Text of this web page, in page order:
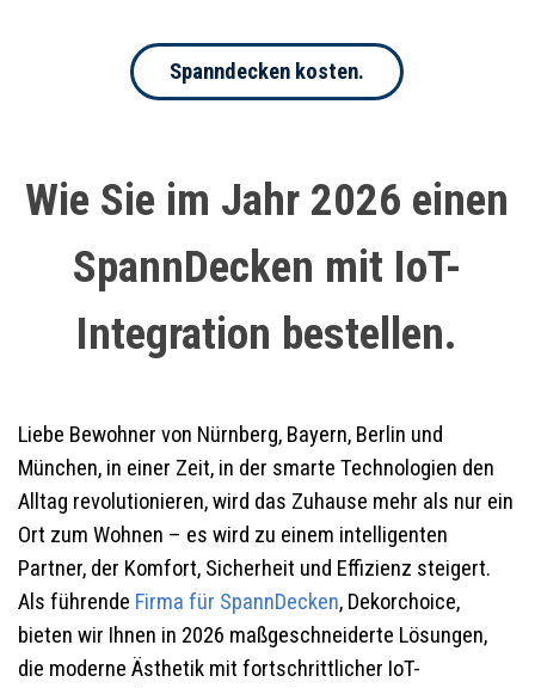
Spanndecken kosten.
Wie Sie im Jahr 2026 einen
SpannDecken mit IoT-
Integration bestellen.
Liebe Bewohner von Nürnberg, Bayern, Berlin und
München, in einer Zeit, in der smarte Technologien den
Alltag revolutionieren, wird das Zuhause mehr als nur ein
Ort zum Wohnen – es wird zu einem intelligenten
Partner, der Komfort, Sicherheit und Effizienz steigert.
Als führende Firma für SpannDecken, Dekorchoice,
bieten wir Ihnen in 2026 maßgeschneiderte Lösungen,
die moderne Ästhetik mit fortschrittlicher IoT-